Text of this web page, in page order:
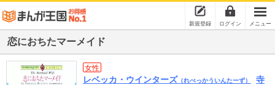
新規登録 ログイン メニュー
恋におちたマーメイド
女性
レベッカ・ウインターズ （れべっかういんたーず）
寺